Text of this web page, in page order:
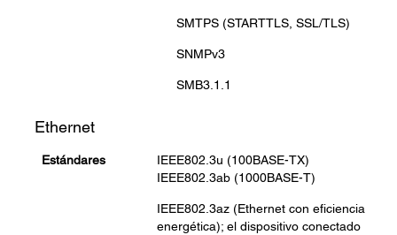
SMTPS (STARTTLS, SSL/TLS)
SNMPv3
SMB3.1.1
Ethernet
Estándares
IEEE802.3u (100BASE-TX)
IEEE802.3ab (1000BASE-T)
IEEE802.3az (Ethernet con eficiencia
energética); el dispositivo conectado